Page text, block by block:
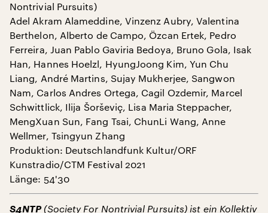
Nontrivial Pursuits)
Adel Akram Alameddine, Vinzenz Aubry, Valentina
Berthelon, Alberto de Campo, Özcan Ertek, Pedro
Ferreira, Juan Pablo Gaviria Bedoya, Bruno Gola, Isak
Han, Hannes Hoelzl, HyungJoong Kim, Yun Chu
Liang, André Martins, Sujay Mukherjee, Sangwon
Nam, Carlos Andres Ortega, Cagil Ozdemir, Marcel
Schwittlick, Ilija Šorševiç, Lisa Maria Steppacher,
MengXuan Sun, Fang Tsai, ChunLi Wang, Anne
Wellmer, Tsingyun Zhang
Produktion: Deutschlandfunk Kultur/ORF
Kunstradio/CTM Festival 2021
Länge: 54'30
S4NTP(Society For Nontrivial Pursuits) ist ein Kollektiv